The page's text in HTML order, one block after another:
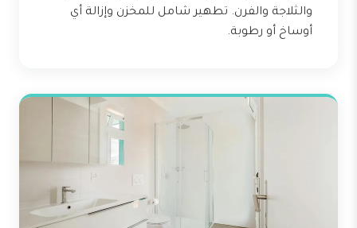
والثلاجة والفرن. تطهير شامل للمخزن وإزالة أي
أوساخ أو رطوبة.